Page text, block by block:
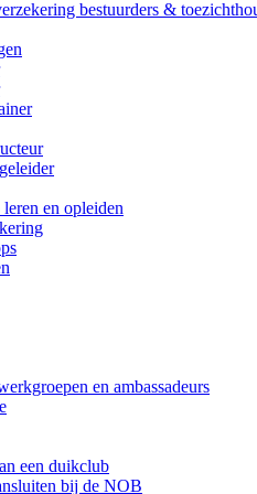
bestuurders &
en opleiden
en ambassadeurs
een duikclub
bij de NOB